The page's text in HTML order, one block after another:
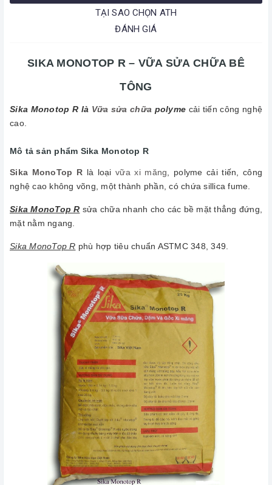
TẠI SAO CHỌN ATH
ĐÁNH GIÁ
SIKA MONOTOP R – VỮA SỬA CHỮA BÊ
TÔNG
Sika Monotop R là Vữa sửa chữa polyme cải tiến công nghệ
cao.
Mô tả sản phẩm Sika Monotop R
Sika MonoTop R là loại vữa xi măng , polyme cải tiến, công
nghệ cao không võng, một thành phần, có chứa sillica fume.
Sika MonoTop R sửa chữa nhanh cho các bề mặt thẳng đứng,
mặt nằm ngang.
Sika MonoTop R phù hợp tiêu chuẩn ASTMC 348, 349.